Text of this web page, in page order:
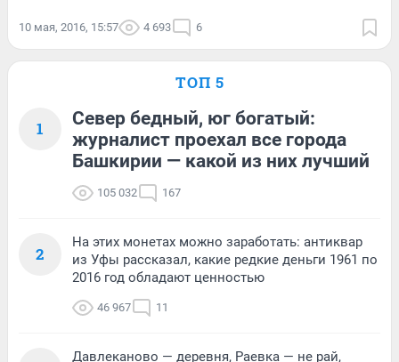
10 мая, 2016, 15:57 4 693 6
ТОП 5
1
Север бедный, юг богатый:
журналист проехал все города
Башкирии — какой из них лучший
105 032 167
2
На этих монетах можно заработать: антиквар
из Уфы рассказал, какие редкие деньги 1961 по
2016 год обладают ценностью
46 967 11
Давлеканово — деревня, Раевка — не рай,